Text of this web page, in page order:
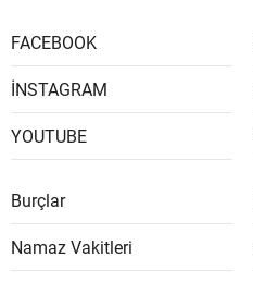
FACEBOOK
İNSTAGRAM
YOUTUBE
Burçlar
Namaz Vakitleri